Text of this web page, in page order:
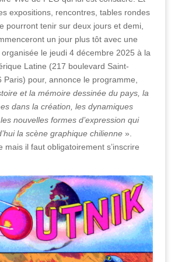
expositions, rencontres, tables rondes
pourront tenir sur deux jours et demi,
un jour plus tôt avec une
organisée le jeudi 4 décembre 2025 à la
Latine (217 boulevard Saint-
Paris) pour, annonce le programme,
et la mémoire dessinée du pays, la
dans la création, les dynamiques
nouvelles formes d’expression qui
la scène graphique chilienne».
mais il faut obligatoirement s’inscrire